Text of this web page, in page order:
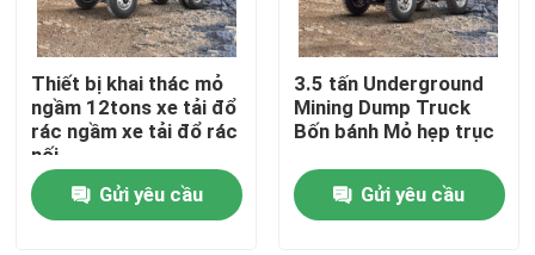
Nhà
Thiết bị khai thác mỏ
ngầm 12tons xe tải đổ
rác ngầm xe tải đổ rác
nối
Gửi yêu cầu
3.5 tấn Underground
Mining Dump Truck
Bốn bánh Mỏ hẹp trục
Gửi yêu cầu